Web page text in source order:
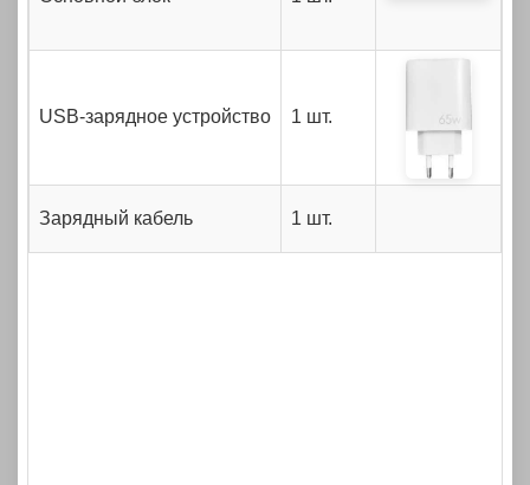
USB-зарядное устройство 1 шт.
Зарядный кабель 1 шт.